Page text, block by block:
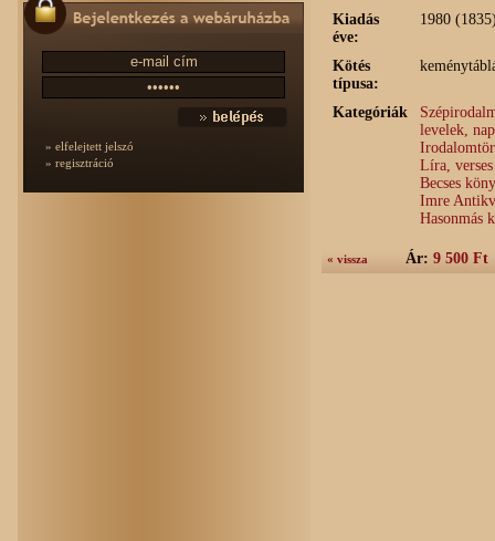
» elfelejtett jelszó
» regisztráció
Kiadás
éve:
1980
Kötés
típusa:
Kategóriák
levelek,
Líra,
Becses
Imre
Hasonmás
« vissza Ár: 9 500 Ft